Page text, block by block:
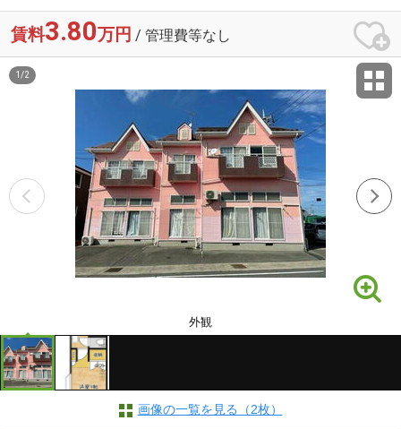
賃料3.80万円 / 管理費等なし
外観
1 /2
画像の一覧を見る（2枚）